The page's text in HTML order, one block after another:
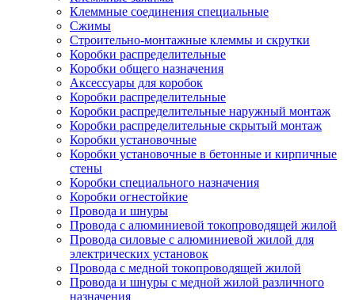
Клеммные соединения специальные
Сжимы
Строительно-монтажные клеммы и скрутки
Коробки распределительные
Коробки общего назначения
Аксессуары для коробок
Коробки распределительные
Коробки распределительные наружный монтаж
Коробки распределительные скрытый монтаж
Коробки установочные
Коробки установочные в бетонные и кирпичные
стены
Коробки специального назначения
Коробки огнестойкие
Провода и шнуры
Провода с алюминиевой токопроводящей жилой
Провода силовые с алюминиевой жилой для
электрических установок
Провода с медной токопроводящей жилой
Провода и шнуры с медной жилой различного
назначения